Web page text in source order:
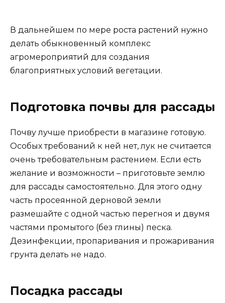
В дальнейшем по мере роста растений нужно
делать обыкновенный комплекс
агромероприятий для создания
благоприятных условий вегетации.
Подготовка почвы для рассады
Почву лучше приобрести в магазине готовую.
Особых требований к ней нет, лук не считается
очень требовательным растением. Если есть
желание и возможности – приготовьте землю
для рассады самостоятельно. Для этого одну
часть просеянной дерновой земли
размешайте с одной частью перегноя и двумя
частями промытого (без глины) песка.
Дезинфекции, пропаривания и прожаривания
грунта делать не надо.
Посадка рассады